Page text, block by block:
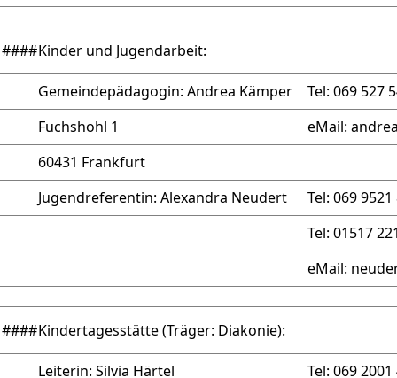
####Kinder und Jugendarbeit:
Gemeindepädagogin: Andrea Kämper
Tel: 069 527
Fuchshohl 1
eMail:
60431 Frankfurt
Jugendreferentin: Alexandra Neudert
Tel: 069 9521
Tel: 01517
eMail:
####Kindertagesstätte (Träger: Diakonie):
Leiterin: Silvia Härtel Tel: 069 2001